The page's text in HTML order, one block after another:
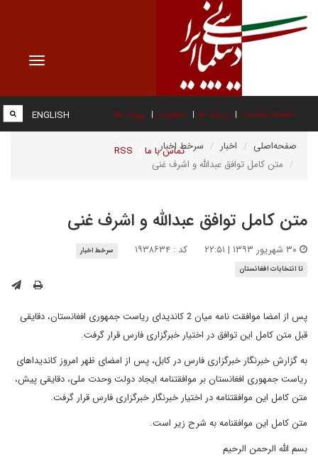
Toggle
صفحه نخست درباره ما عضویت پیوند ها
تماس با ما RSS
ENGLISH
صفحه‌اصلی اخبار
سرخط اخبار
متن کامل توافق عبدالله و اشرف غنی
متن کامل توافق عبدالله و اشرف غنی
کد : ۱۹۳۸۶۳۴
سرخط اخبار
تا انتخابات افغانستان
پس از امضا موافقت نامه میان 2 کاندیدای ریاست جمهوری افغانستان، دقایقی
قبل متن کامل این توافق در اختیار خبرگزاری فارس قرار گرفت.
به گزارش خبرنگار خبرگزاری فارس در کابل، پس از امضای ظهر امروز کاندیداهای
ریاست جمهوری افغانستان بر موافقتنامه ایجاد دولت وحدت ملی، دقایقی پیش،
متن کامل این موافقتنامه در اختیار خبرنگار خبرگزاری فارس قرار گرفت.
متن کامل این موافقنامه به شرح زیر است.
بسم الله الرحمن الرحیم